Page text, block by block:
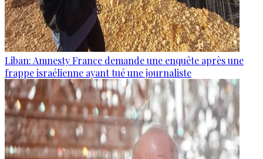
Liban: Amnesty France demande une enquête après une
frappe israélienne ayant tué une journaliste